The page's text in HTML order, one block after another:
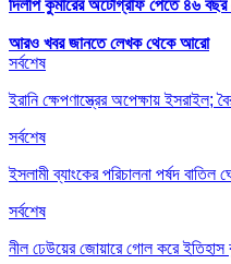
দিলীপ কুমারের অটোগ্রাফ পেতে ৪৬
আরও খবর জানতে লেখক থেকে আরো
সর্বশেষ
ইরানি ক্ষেপণাস্ত্রের অপেক্ষায়
সর্বশেষ
ইসলামী ব্যাংকের পরিচালনা পর্ষদ বাতিল
সর্বশেষ
নীল ঢেউয়ের জোয়ারে গোল করে ইতিহাস